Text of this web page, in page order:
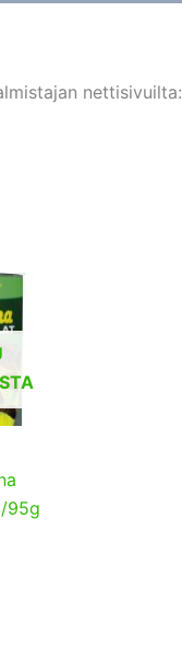
nettisivuilta:
95g